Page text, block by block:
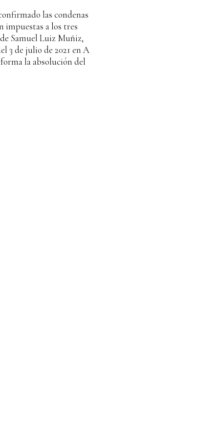
las condenas
impuestas a los tres
Samuel Luiz Muñiz,
3 de julio de 2021 en A
la absolución del